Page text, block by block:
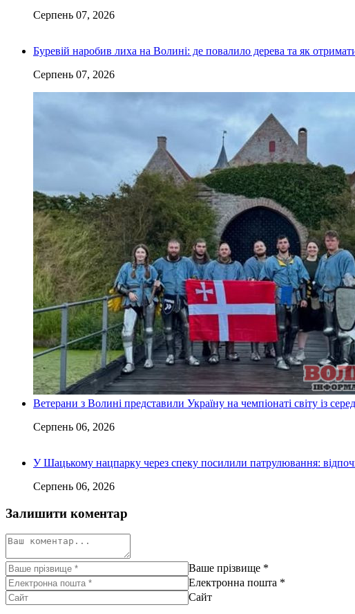
Серпень 07, 2026
Буревій наробив лиха на Волині: де повалило дерева та як
Серпень 07, 2026
Ветерани з Волині представили Україну на чемпіонаті світу із
Серпень 06, 2026
У Шацькому нацпарку через спеку посилили патрулювання:
Серпень 06, 2026
Залишити коментар
Ваше прізвище *
Електронна пошта *
Сайт